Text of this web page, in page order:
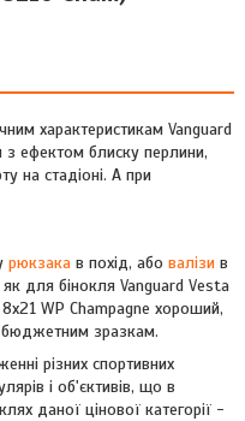
характеристикам Vanguard
з ефектом блиску перлини,
на стадіоні. А при
рюкзака в похід, або валізи в
для бінокля Vanguard Vesta
WP Champagne хороший,
бюджетним зразкам.
різних спортивних
і об'єктивів, що в
даної цінової категорії -